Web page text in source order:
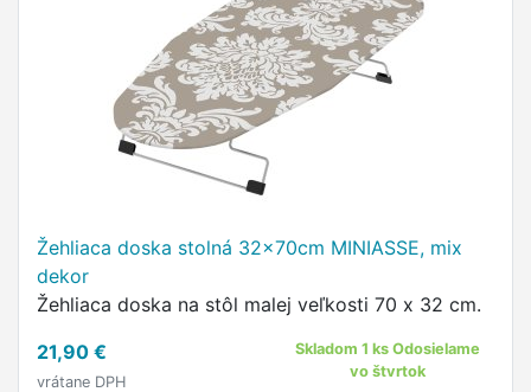
Žehliaca doska stolná 32x70cm MINIASSE, mix
dekor
Žehliaca doska na stôl malej veľkosti 70 x 32 cm.
21,90 €
vrátane DPH
Skladom 1 ks Odosielame
vo štvrtok